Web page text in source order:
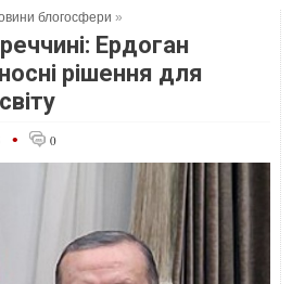
блогосфери »
Ердоган
рішення для
• 0